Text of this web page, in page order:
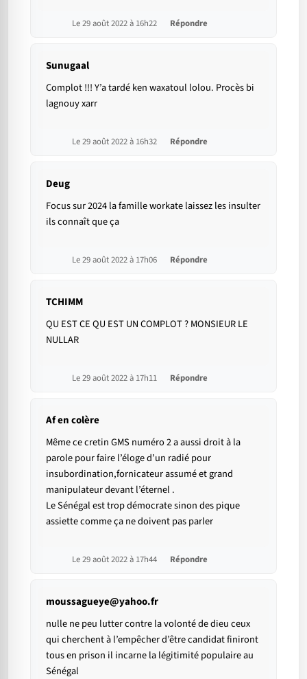
Le 29 août 2022 à 16h22 Répondre
Sunugaal
Complot !!! Y’a tardé ken waxatoul lolou. Procès bi
lagnouy xarr
Le 29 août 2022 à 16h32 Répondre
Deug
Focus sur 2024 la famille workate laissez les insulter
ils connaît que ça
Le 29 août 2022 à 17h06 Répondre
TCHIMM
QU EST CE QU EST UN COMPLOT ? MONSIEUR LE
NULLAR
Le 29 août 2022 à 17h11 Répondre
Af en colère
Même ce cretin GMS numéro 2 a aussi droit à la
parole pour faire l’éloge d’un radié pour
insubordination,fornicateur assumé et grand
manipulateur devant l’éternel .
Le Sénégal est trop démocrate sinon des pique
assiette comme ça ne doivent pas parler
Le 29 août 2022 à 17h44 Répondre
moussagueye@yahoo.fr
nulle ne peu lutter contre la volonté de dieu ceux
qui cherchent à l’empêcher d’être candidat finiront
tous en prison il incarne la légitimité populaire au
Sénégal